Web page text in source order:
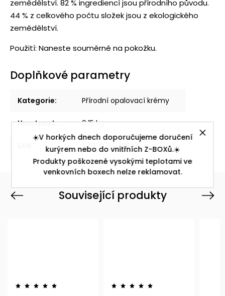
☀️V horkých dnech doporučujeme doručení
kurýrem nebo do vnitřních Z-BOXů.☀️
Produkty poškozené vysokými teplotami ve
venkovních boxech nelze reklamovat.
zemědělství. 82 % ingrediencí jsou přírodního původu.
44 % z celkového počtu složek jsou z ekologického
zemědělství.
Použití: Naneste souměrně na pokožku.
Doplňkové parametry
Kategorie: Přírodní opalovací krémy
Hmotnost: 0.15 kg
3760075072889
Související produkty
Previous Next